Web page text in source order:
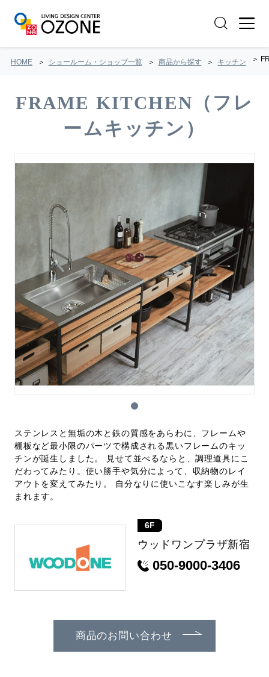
HOME ショールーム・ショップ一覧 商品から探す キッチン
FRAME KITCHEN（フレ
ームキッチン）
ステンレスと無垢の木と鉄の質感をあらわに、フレームや
棚板など最小限のパーツで構成される黒いフレームのキッ
チンが誕生しました。 見せて並べるならと、調理道具にこ
だわってみたり。使い勝手や気分によって、収納物のレイ
アウトを変えてみたり。 自分なりに使いこなす楽しみが生
まれます。
6F
ウッドワンプラザ新宿
050-9000-3406
商品のお問い合わせ